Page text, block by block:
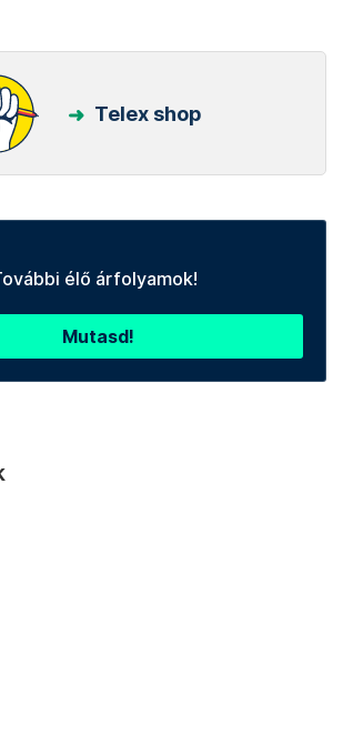
Telex shop
élő árfolyamok!
Mutasd!